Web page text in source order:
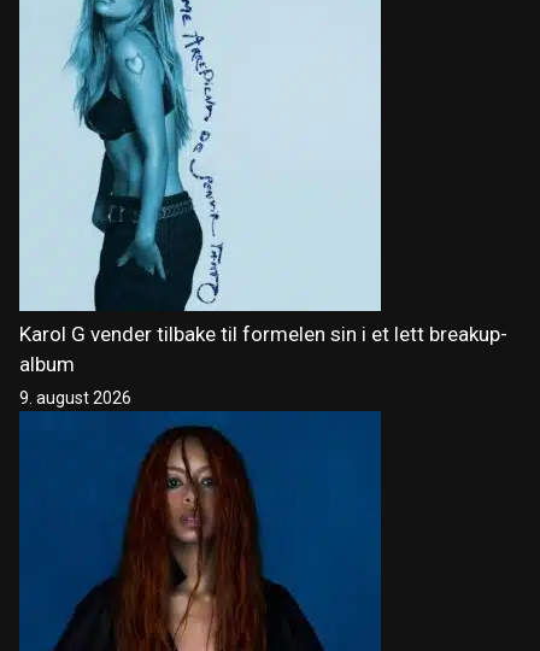
Karol G vender tilbake til formelen sin i et lett breakup-
album
9. august 2026